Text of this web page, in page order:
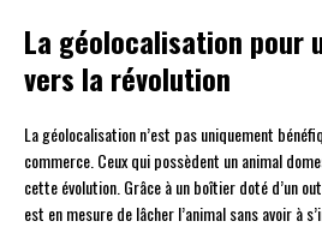
La géolocalisation pour
vers la révolution
La géolocalisation n’est pas uniquement
commerce. Ceux qui possèdent un animal
cette évolution. Grâce à un boîtier doté d’un
est en mesure de lâcher l’animal sans avoir à